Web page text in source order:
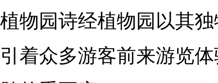
植物园诗经植物园以其
引着众多游客前来游览